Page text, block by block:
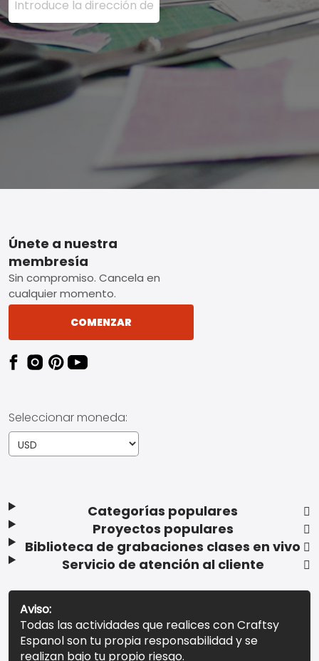
Footer
Categorías populares
Proyectos populares
Biblioteca de grabaciones clases en vivo
Servicio de atención al cliente
Únete a nuestra
membresía
Sin compromiso. Cancela en
cualquier momento.
COMENZAR
Seleccionar moneda:
Aviso:
Todas las actividades que realices con Craftsy
Espanol son tu propia responsabilidad y se
realizan bajo tu propio riesgo.